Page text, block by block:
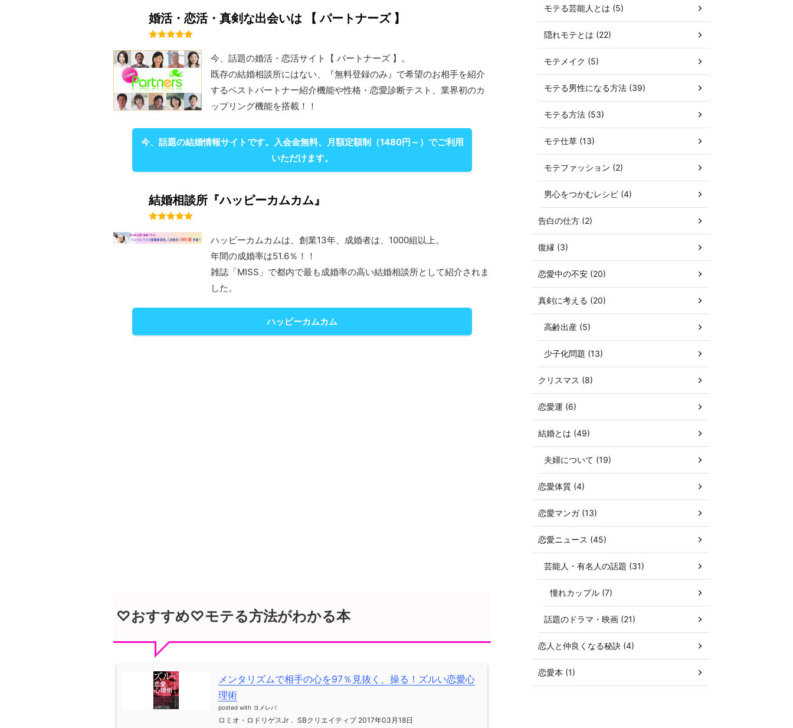
婚活・恋活・真剣な出会いは 【 パートナーズ 】
今、話題の婚活・恋活サイト【 パートナーズ 】。
既存の結婚相談所にはない、『無料登録のみ』で希望のお相手を紹介
するベストパートナー紹介機能や性格・恋愛診断テスト、業界初のカ
ップリング機能を搭載！！
今、話題の結婚情報サイトです。入会金無料、月額定額制（1480円～）でご利用
いただけます。
結婚相談所『ハッピーカムカム』
ハッピーカムカムは、創業13年、成婚者は、1000組以上。
年間の成婚率は51.6％！！
雑誌「MISS」で都内で最も成婚率の高い結婚相談所として紹介されま
した。
ハッピーカムカム
♡おすすめ♡モテる方法がわかる本
メンタリズムで相手の心を97％見抜く、操る！ズルい恋愛心
理術
posted with ヨメレバ
ロミオ・ロドリゲスJr． SBクリエイティブ 2017年03月18日
モテる芸能人とは (5)
隠れモテとは (22)
モテメイク (5)
モテる男性になる方法 (39)
モテる方法 (53)
モテ仕草 (13)
モテファッション (2)
男心をつかむレシピ (4)
告白の仕方 (2)
復縁 (3)
恋愛中の不安 (20)
真剣に考える (20)
高齢出産 (5)
少子化問題 (13)
クリスマス (8)
恋愛運 (6)
結婚とは (49)
夫婦について (19)
恋愛体質 (4)
恋愛マンガ (13)
恋愛ニュース (45)
芸能人・有名人の話題 (31)
憧れカップル (7)
話題のドラマ・映画 (21)
恋人と仲良くなる秘訣 (4)
恋愛本 (1)